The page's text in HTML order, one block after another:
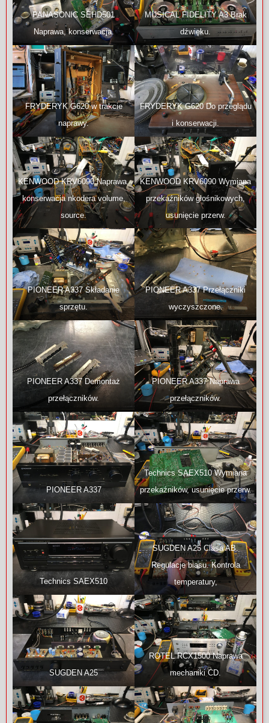
PANASONIC SEHD501
Naprawa, konserwacja.
MUSICAL FIDELITY A3 Brak
dźwięku.
FRYDERYK G620 w trakcie
naprawy.
FRYDERYK G620 Do przeglądu
i konserwacji.
KENWOOD KRV6090 Naprawa,
konserwacja nkodera volume,
source.
KENWOOD KRV6090 Wymiana
przekaźników głośnikowych,
usunięcie przerw.
PIONEER A337 Składanie
sprzętu.
PIONEER A337 Przełączniki
wyczyszczone.
PIONEER A337 Demontaż
przełączników.
PIONEER A337 Naprawa
przełączników.
PIONEER A337
Technics SAEX510 Wymiana
przekaźników, usunięcie przerw.
Technics SAEX510
SUGDEN A25 Clasa AB.
Regulacje biasu. Kontrola
temperatury,
SUGDEN A25
ROTEL RCX1500 Naprawa
mechaniki CD.